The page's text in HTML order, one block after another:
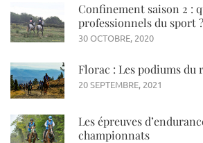
Confinement saison 2 :
professionnels du sport ?
30 OCTOBRE, 2020
Florac : Les podiums du
20 SEPTEMBRE, 2021
Les épreuves
championnats